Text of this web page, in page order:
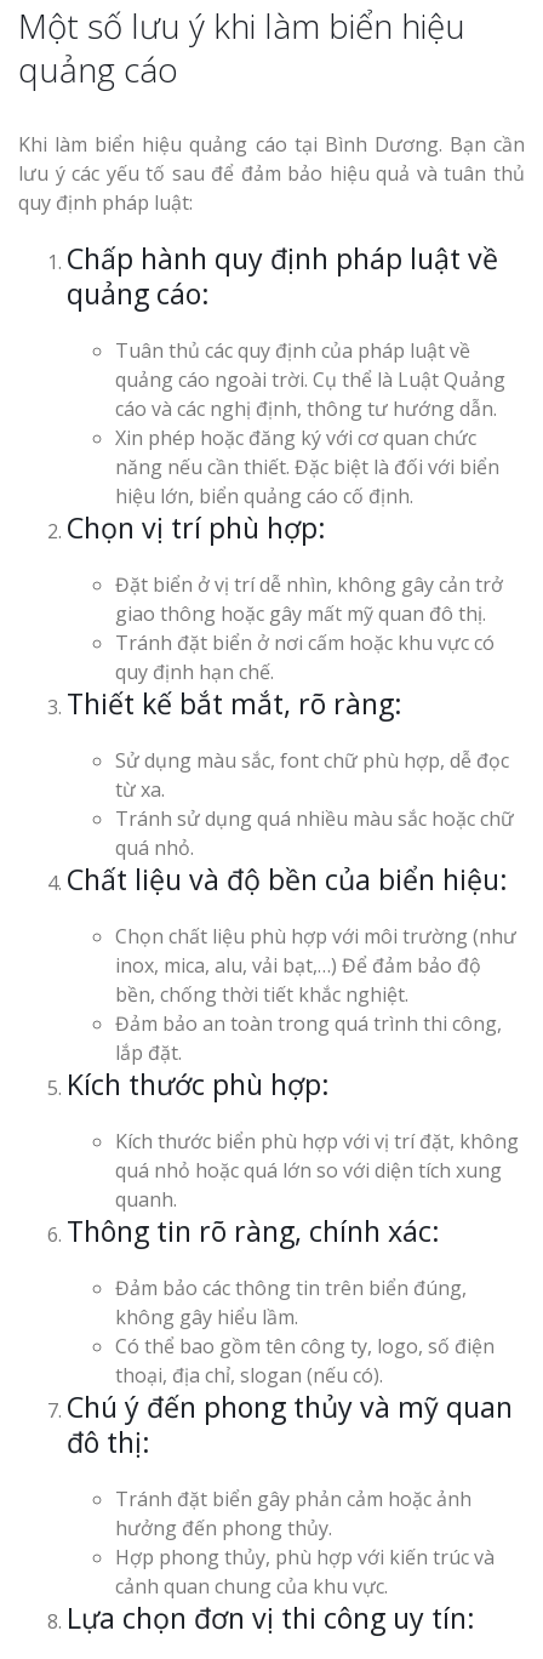
Một số lưu ý khi làm biển hiệu
quảng cáo
Khi làm biển hiệu quảng cáo tại Bình Dương. Bạn cần
lưu ý các yếu tố sau để đảm bảo hiệu quả và tuân thủ
quy định pháp luật:
Chấp hành quy định pháp luật về
quảng cáo:
Tuân thủ các quy định của pháp luật về
quảng cáo ngoài trời. Cụ thể là Luật Quảng
cáo và các nghị định, thông tư hướng dẫn.
Xin phép hoặc đăng ký với cơ quan chức
năng nếu cần thiết. Đặc biệt là đối với biển
hiệu lớn, biển quảng cáo cố định.
Chọn vị trí phù hợp:
Đặt biển ở vị trí dễ nhìn, không gây cản trở
giao thông hoặc gây mất mỹ quan đô thị.
Tránh đặt biển ở nơi cấm hoặc khu vực có
quy định hạn chế.
Thiết kế bắt mắt, rõ ràng:
Sử dụng màu sắc, font chữ phù hợp, dễ đọc
từ xa.
Tránh sử dụng quá nhiều màu sắc hoặc chữ
quá nhỏ.
Chất liệu và độ bền của biển hiệu:
Chọn chất liệu phù hợp với môi trường (như
inox, mica, alu, vải bạt,…) Để đảm bảo độ
bền, chống thời tiết khắc nghiệt.
Đảm bảo an toàn trong quá trình thi công,
lắp đặt.
Kích thước phù hợp:
Kích thước biển phù hợp với vị trí đặt, không
quá nhỏ hoặc quá lớn so với diện tích xung
quanh.
Thông tin rõ ràng, chính xác:
Đảm bảo các thông tin trên biển đúng,
không gây hiểu lầm.
Có thể bao gồm tên công ty, logo, số điện
thoại, địa chỉ, slogan (nếu có).
Chú ý đến phong thủy và mỹ quan
đô thị:
Tránh đặt biển gây phản cảm hoặc ảnh
hưởng đến phong thủy.
Hợp phong thủy, phù hợp với kiến trúc và
cảnh quan chung của khu vực.
Lựa chọn đơn vị thi công uy tín: